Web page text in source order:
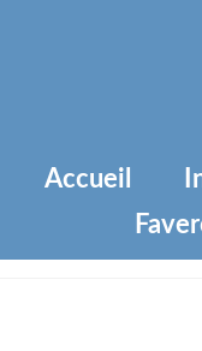
Accueil